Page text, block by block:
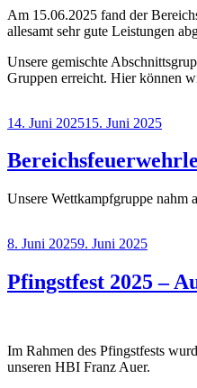
Am 15.06.2025 fand der
allesamt sehr gute Leistungen
Unsere gemischte
Gruppen erreicht. Hier können
Veröffentlicht
14. Juni 202515. Juni 2025
Unsere Wettkampfgruppe nahm
Veröffentlicht
8. Juni 20259. Juni 2025
Pfingstfest 2025 –
Im Rahmen des Pfingstfests
unseren HBI Franz Auer.